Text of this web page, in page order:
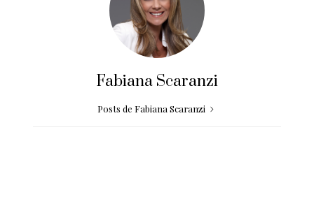
Fabiana Scaranzi
Posts de Fabiana Scaranzi